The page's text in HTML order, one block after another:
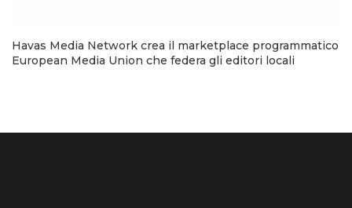
Havas Media Network crea il marketplace programmatico
European Media Union che federa gli editori locali